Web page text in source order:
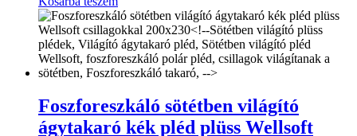
Foszforeszkáló sötétben világító
ágytakaró kék pléd plüss Wellsoft